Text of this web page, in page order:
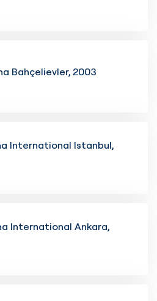
Bahçelievler, 2003
International Istanbul,
International Ankara,